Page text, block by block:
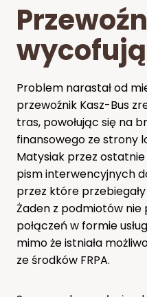
Problem narastał od
przewoźnik Kasz-Bus
tras, powołując się na
finansowego ze strony
Matysiak przez
pism interwencyjnych
przez które
Żaden z podmiotów nie
połączeń w formie
mimo że istniała
ze środków FRPA.